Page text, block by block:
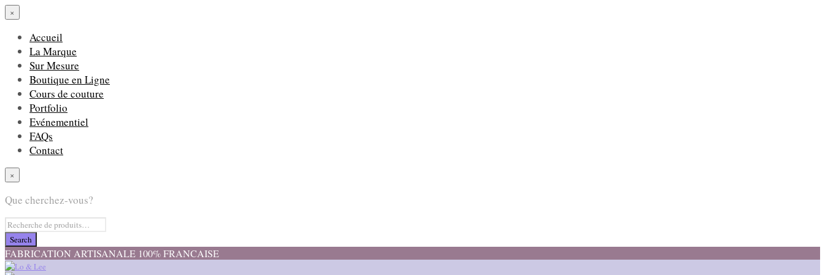
×
Accueil
La Marque
Sur Mesure
Boutique en Ligne
Cours de couture
Portfolio
Evénementiel
FAQs
Contact
×
Que cherchez-vous?
FABRICATION ARTISANALE 100% FRANCAISE